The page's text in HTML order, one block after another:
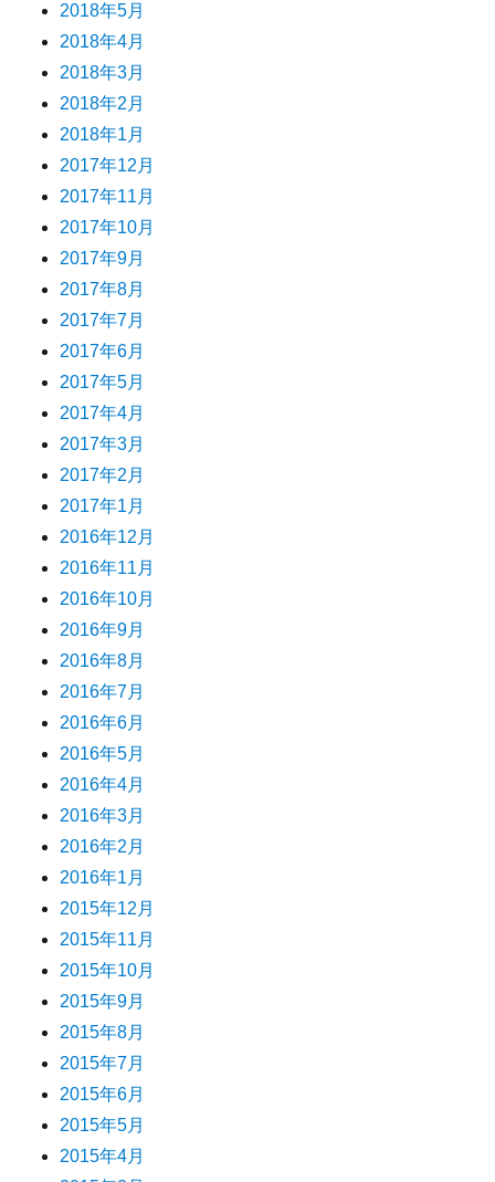
2018年5月
2018年4月
2018年3月
2018年2月
2018年1月
2017年12月
2017年11月
2017年10月
2017年9月
2017年8月
2017年7月
2017年6月
2017年5月
2017年4月
2017年3月
2017年2月
2017年1月
2016年12月
2016年11月
2016年10月
2016年9月
2016年8月
2016年7月
2016年6月
2016年5月
2016年4月
2016年3月
2016年2月
2016年1月
2015年12月
2015年11月
2015年10月
2015年9月
2015年8月
2015年7月
2015年6月
2015年5月
2015年4月